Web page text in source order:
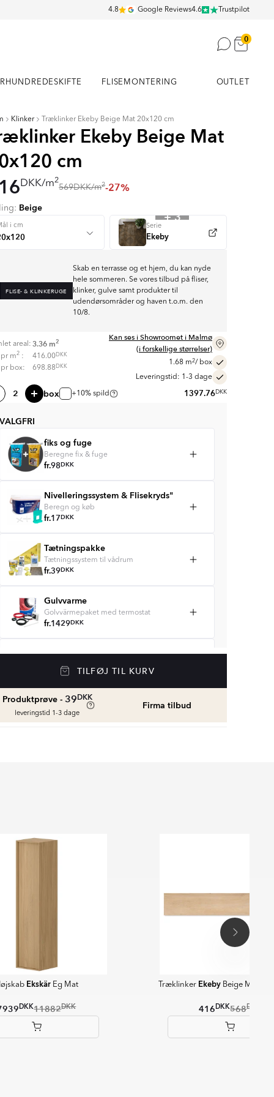
4.8 Google Reviews4.6 Trustpilot
0
FLISEMONTERING OUTLET
Klinker Træklinker Ekeby Beige Mat 20x120 cm
Ekeby Beige Mat
cm
DKK/m2
569DKK/m2-27%
Beige
+ 3
i cm Serie
Ekeby
FLISE- & KLINKERUGE
Skab en terrasse og et hjem, du kan nyde
hele sommeren. Se vores tilbud på fliser,
klinker, gulve samt produkter til
udendørsområder og haven t.o.m. den
10/8.
areal: 3.36 m2
pr m2 : 416.00DKK
pr box: 698.88 DKK
Kan ses i Showroomet i Malmø
(i forskellige størrelser)
1.68 m2/ box
Leveringstid: 1-3 dage
box +10% spild 1397.76DKK
VALGFRI
fiks og fuge
Beregne fix & fuge
fr.98DKK
Nivelleringssystem & Flisekryds"
Beregn og køb
fr.17DKK
Tætningspakke
Tætningssystem til vådrum
fr.39DKK
Gulvvarme
Golvvärmepaket med termostat
fr.1429DKK
Vådrumssilikone
Se farver og beregn den rette mængde
vådrumssilikone
fr.75
Rengøring & Vedligeholdelse
TILFØJ TIL KURV
Produktprøve - 39DKK
leveringstid 1-3 dage
Firma tilbud
EkskärEg Mat
DKK11882DKK
Træklinker Ekeby Beige Mat
416DKK568DKK